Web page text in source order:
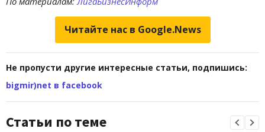
Читайте нас в Google.News
Не пропусти другие интересные статьи, подпишись:
bigmir)net в facebook
Статьи по теме